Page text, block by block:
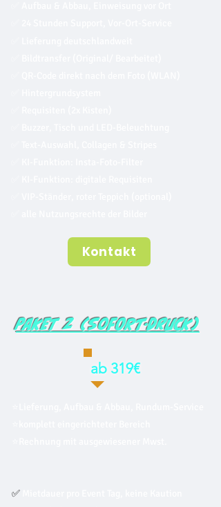
Kontakt
Paket 2 (Sofort-Druck)
ab 319€
✅